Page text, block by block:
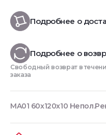
Подробнее о
Подробнее о
Свободный возврат в
заказа
MA01 60x120х10